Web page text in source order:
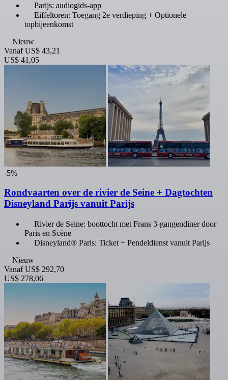
Parijs: audiogids-app
Eiffeltoren: Toegang 2e verdieping + Optionele
topbijeenkomst
Nieuw
Vanaf US$ 43,21
US$ 41,05
-5%
Rondvaarten over de rivier de Seine + Dagtochten
Disneyland Parijs vanuit Parijs
Rivier de Seine: boottocht met Frans 3-gangendiner door
Paris en Scène
Disneyland® Paris: Ticket + Pendeldienst vanuit Parijs
Nieuw
Vanaf US$ 292,70
US$ 278,06